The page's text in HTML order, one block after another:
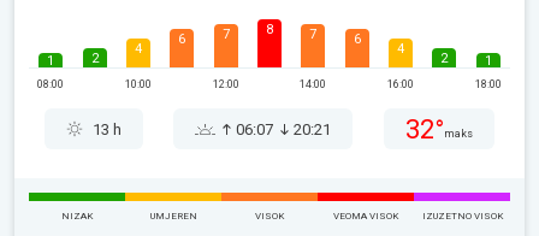
1
08:00
2
4
10:00
6 7
12:00
8 7
14:00
6
4
16:00
2 1
18:00
13 h 06:07 20:21 32° maks
NIZAK UMJEREN VISOK VEOMA VISOK IZUZETNO VISOK